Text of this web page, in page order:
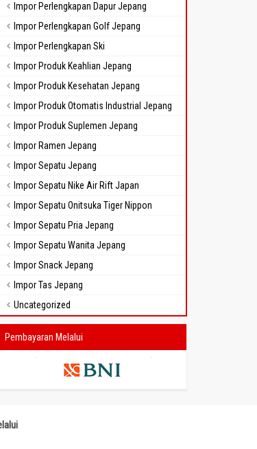
Impor Perlengkapan Dapur Jepang
Impor Perlengkapan Golf Jepang
Impor Perlengkapan Ski
Impor Produk Keahlian Jepang
Impor Produk Kesehatan Jepang
Impor Produk Otomatis Industrial Jepang
Impor Produk Suplemen Jepang
Impor Ramen Jepang
Impor Sepatu Jepang
Impor Sepatu Nike Air Rift Japan
Impor Sepatu Onitsuka Tiger Nippon
Impor Sepatu Pria Jepang
Impor Sepatu Wanita Jepang
Impor Snack Jepang
Impor Tas Jepang
Uncategorized
Pembayaran Melalui